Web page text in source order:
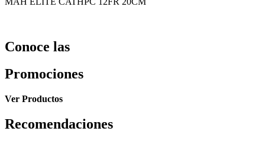
Conoce las
Promociones
Ver Productos
Recomendaciones